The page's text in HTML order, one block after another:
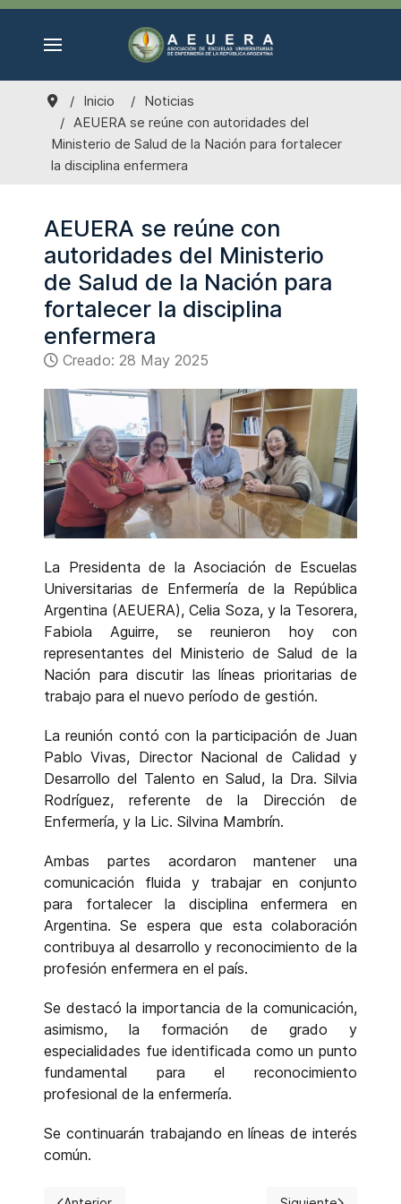
Inicio
Noticias
AEUERA se reúne con autoridades del
Ministerio de Salud de la Nación para fortalecer
la disciplina enfermera
AEUERA se reúne con
autoridades del Ministerio
de Salud de la Nación para
fortalecer la disciplina
enfermera
Creado: 28 May 2025
La Presidenta de la Asociación de Escuelas
Universitarias de Enfermería de la República
Argentina (AEUERA), Celia Soza, y la Tesorera,
Fabiola Aguirre, se reunieron hoy con
representantes del Ministerio de Salud de la
Nación para discutir las líneas prioritarias de
trabajo para el nuevo período de gestión.
La reunión contó con la participación de Juan
Pablo Vivas, Director Nacional de Calidad y
Desarrollo del Talento en Salud, la Dra. Silvia
Rodríguez, referente de la Dirección de
Enfermería, y la Lic. Silvina Mambrín.
Ambas partes acordaron mantener una
comunicación fluida y trabajar en conjunto
para fortalecer la disciplina enfermera en
Argentina. Se espera que esta colaboración
contribuya al desarrollo y reconocimiento de la
profesión enfermera en el país.
Se destacó la importancia de la comunicación,
asimismo, la formación de grado y
especialidades fue identificada como un punto
fundamental para el reconocimiento
profesional de la enfermería.
Se continuarán trabajando en líneas de interés
común.